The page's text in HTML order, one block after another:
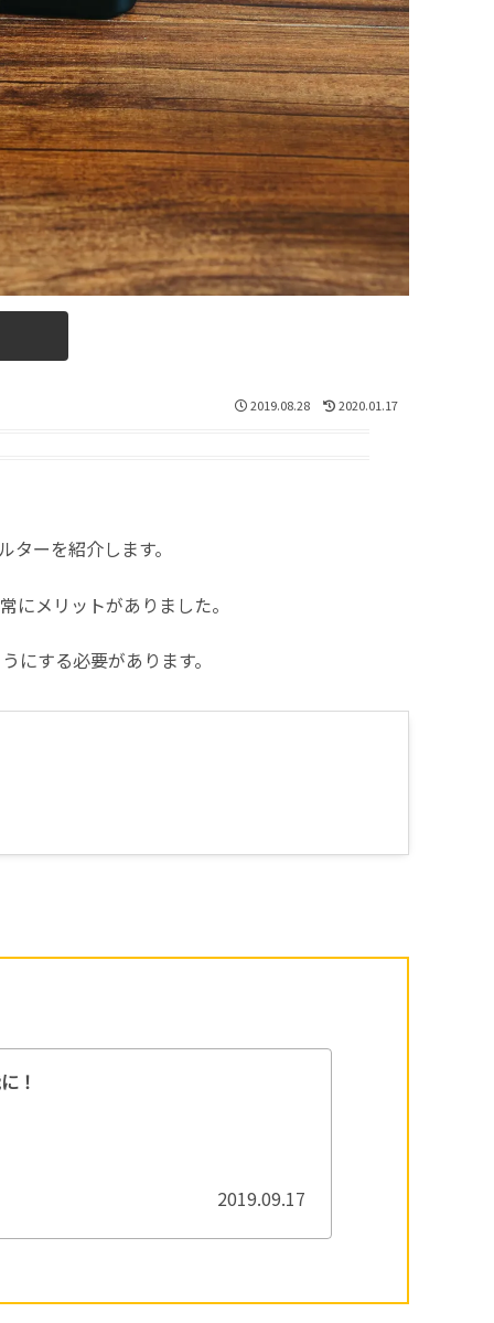
2019.08.28 2020.01.17
ーを紹介します。
にメリットがありました。
にする必要があります。
！
2019.09.17